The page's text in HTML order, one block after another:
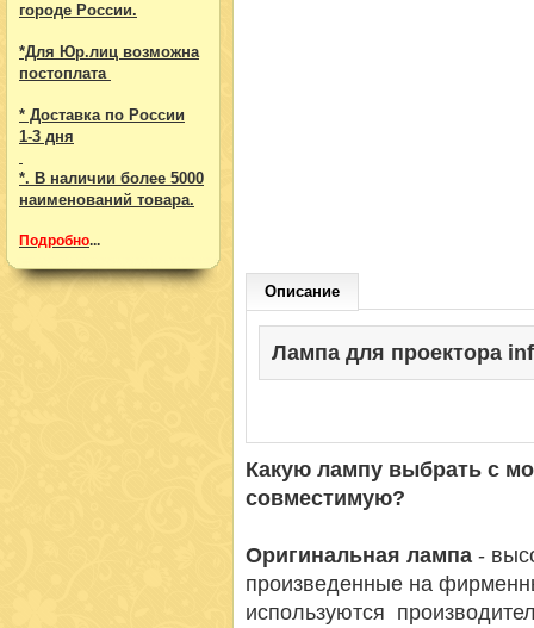
городе России.
*Для Юр.лиц возможна
постоплата
* Доставка по России
1-3 дня
*. В наличии более 5000
наименований товара.
Подробно...
Описание
Лампа для проектора
Какую лампу выбрать с
совместимую?
Оригинальная лампа -
произведенные на
используются